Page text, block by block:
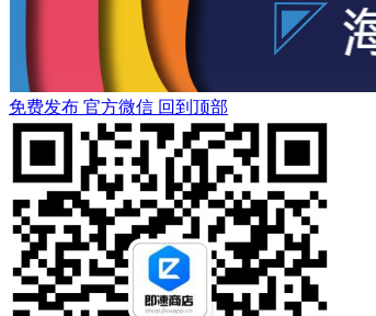
免费发布 官方微信 回到顶部